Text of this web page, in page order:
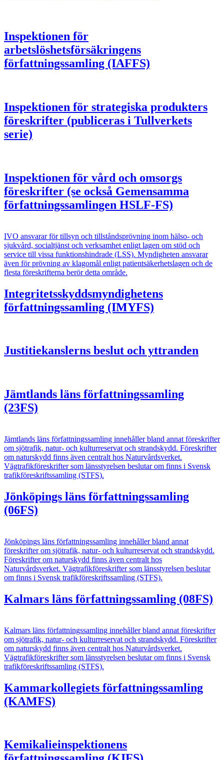
Inspektionen för
arbetslöshetsförsäkringens
författningssamling (IAFFS)
Inspektionen för strategiska produkters
föreskrifter (publiceras i Tullverkets
serie)
Inspektionen för vård och omsorgs
föreskrifter (se också Gemensamma
författningssamlingen HSLF-FS)
IVO ansvarar för tillsyn och tillståndsprövning inom hälso- och
sjukvård, socialtjänst och verksamhet enligt lagen om stöd och
service till vissa funktionshindrade (LSS). Myndigheten ansvarar
även för prövning av klagomål enligt patientsäkerhetslagen och de
flesta föreskrifterna berör detta område.
Integritetsskyddsmyndighetens
författningssamling (IMYFS)
Justitiekanslerns beslut och yttranden
Jämtlands läns författningssamling
(23FS)
Jämtlands läns författningssamling innehåller bland annat föreskrifter
om sjötrafik, natur- och kulturreservat och strandskydd. Föreskrifter
om naturskydd finns även centralt hos Naturvårdsverket.
Vägtrafikföreskrifter som länsstyrelsen beslutar om finns i Svensk
trafikföreskriftssamling (STFS).
Jönköpings läns författningssamling
(06FS)
Jönköpings läns författningssamling innehåller bland annat
föreskrifter om sjötrafik, natur- och kulturreservat och strandskydd.
Föreskrifter om naturskydd finns även centralt hos
Naturvårdsverket. Vägtrafikföreskrifter som länsstyrelsen beslutar
om finns i Svensk trafikföreskriftssamling (STFS).
Kalmars läns författningssamling (08FS)
Kalmars läns författningssamling innehåller bland annat föreskrifter
om sjötrafik, natur- och kulturreservat och strandskydd. Föreskrifter
om naturskydd finns även centralt hos Naturvårdsverket.
Vägtrafikföreskrifter som länsstyrelsen beslutar om finns i Svensk
trafikföreskriftssamling (STFS).
Kammarkollegiets författningssamling
(KAMFS)
Kemikalieinspektionens